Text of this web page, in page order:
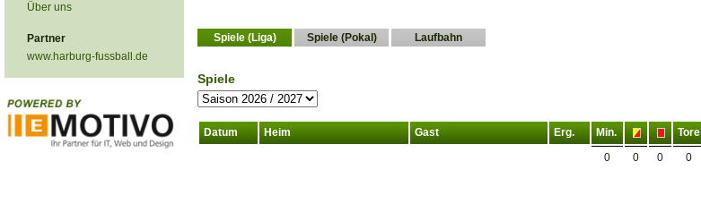
Über uns
Partner
www.harburg-fussball.de
Spiele (Liga) Spiele (Pokal) Laufbahn
Spiele
Datum Heim Gast Erg. Min. Tore
0
0 0 0